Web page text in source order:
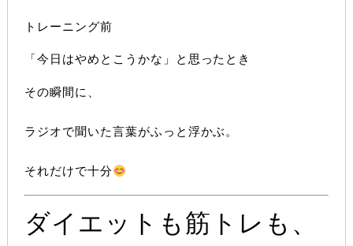
トレーニング前
「今日はやめとこうかな」と思ったとき
その瞬間に、
ラジオで聞いた言葉がふっと浮かぶ。
それだけで十分
ダイエットも筋トレも、